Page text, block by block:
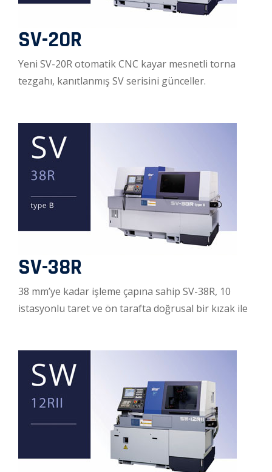
SV-20R
Yeni SV-20R otomatik CNC kayar mesnetli torna
tezgahı, kanıtlanmış SV serisini günceller.
SV-38R
38 mm’ye kadar işleme çapına sahip SV-38R, 10
istasyonlu taret ve ön tarafta doğrusal bir kızak ile